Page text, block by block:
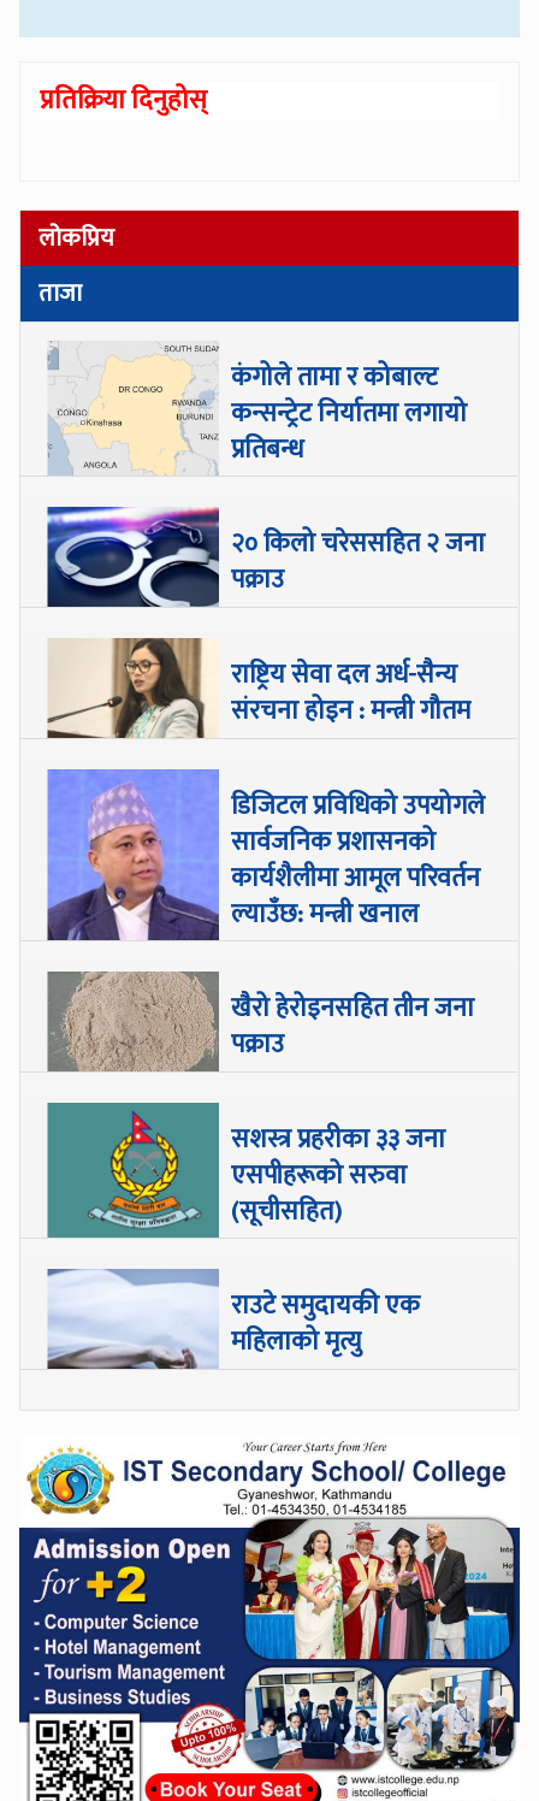
प्रतिक्रिया दिनुहोस्
लोकप्रिय
ताजा
कंगोले तामा र कोबाल्ट
कन्सन्ट्रेट निर्यातमा लगायो
प्रतिबन्ध
२० किलो चरेससहित २ जना
पक्राउ
राष्ट्रिय सेवा दल अर्ध-सैन्य
संरचना होइन : मन्त्री गौतम
डिजिटल प्रविधिको उपयोगले
सार्वजनिक प्रशासनको
कार्यशैलीमा आमूल परिवर्तन
ल्याउँछ: मन्त्री खनाल
खैरो हेरोइनसहित तीन जना
पक्राउ
सशस्त्र प्रहरीका ३३ जना
एसपीहरूको सरुवा
(सूचीसहित)
राउटे समुदायकी एक
महिलाको मृत्यु